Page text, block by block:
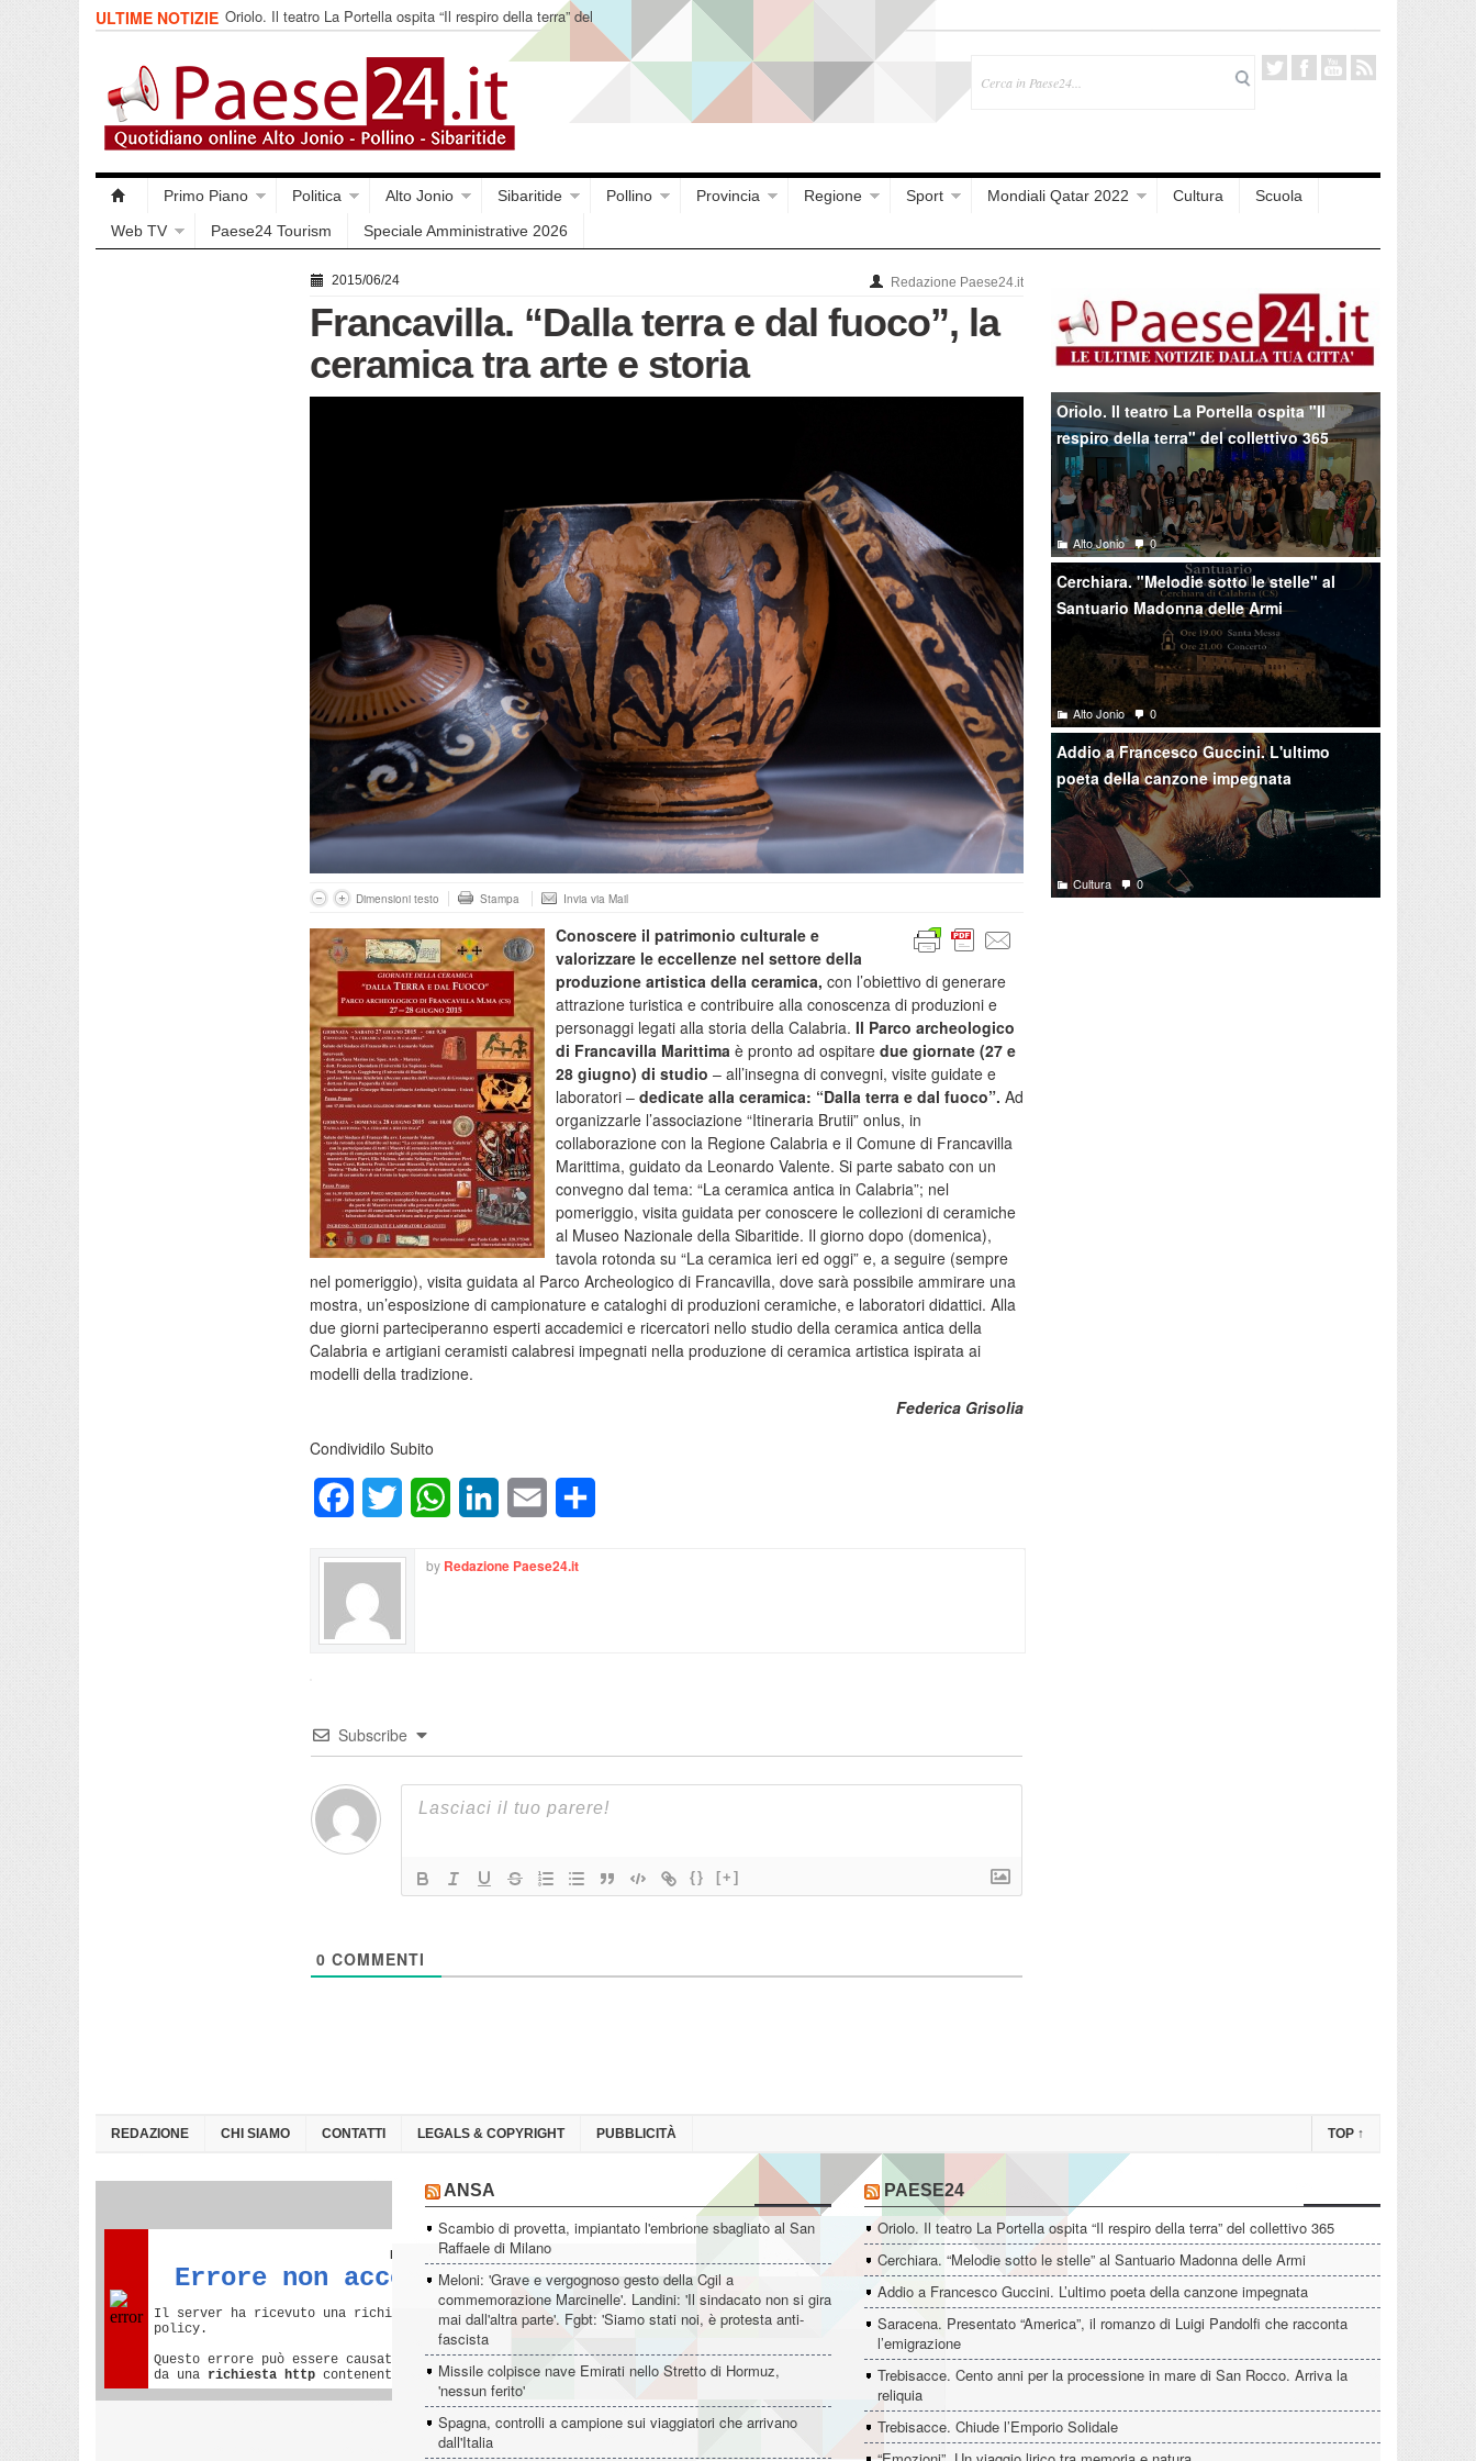
ULTIME NOTIZIE Oriolo. Il teatro La Portella ospita “Il respiro della terra” del
collettivo 365
Primo Piano Politica Alto Jonio Sibaritide Pollino Provincia Regione Sport Mondiali Qatar 2022 Cultura
Scuola
Web TV
Paese24 Tourism Speciale Amministrative 2026
2015/06/24 Redazione Paese24.it
Francavilla. “Dalla terra e dal fuoco”, la
ceramica tra arte e storia
Dimensioni testo Stampa Invia via Mail
Conoscere il patrimonio culturale e
valorizzare le eccellenze nel settore della
produzione artistica della ceramica, con l’obiettivo di generare
attrazione turistica e contribuire alla conoscenza di produzioni e
personaggi legati alla storia della Calabria. Il Parco archeologico
di Francavilla Marittima è pronto ad ospitare due giornate (27 e
28 giugno) di studio – all’insegna di convegni, visite guidate e
laboratori – dedicate alla ceramica: “Dalla terra e dal fuoco”. Ad
organizzarle l’associazione “Itineraria Brutii” onlus, in
collaborazione con la Regione Calabria e il Comune di Francavilla
Marittima, guidato da Leonardo Valente. Si parte sabato con un
convegno dal tema: “La ceramica antica in Calabria”; nel
pomeriggio, visita guidata per conoscere le collezioni di ceramiche
al Museo Nazionale della Sibaritide. Il giorno dopo (domenica),
tavola rotonda su “La ceramica ieri ed oggi” e, a seguire (sempre
nel pomeriggio), visita guidata al Parco Archeologico di Francavilla, dove sarà possibile ammirare una
mostra, un’esposizione di campionature e cataloghi di produzioni ceramiche, e laboratori didattici. Alla
due giorni parteciperanno esperti accademici e ricercatori nello studio della ceramica antica della
Calabria e artigiani ceramisti calabresi impegnati nella produzione di ceramica artistica ispirata ai
modelli della tradizione.
Federica Grisolia
Condividilo Subito
FacebookTwitter WhatsAppLinkedInEmail
by Redazione Paese24.it
Subscribe
{} [+]
0 COMMENTI
Oriolo. Il teatro La Portella ospita "Il
respiro della terra" del collettivo 365
Alto Jonio 0
Cerchiara. "Melodie sotto le stelle" al
Santuario Madonna delle Armi
Alto Jonio 0
Addio a Francesco Guccini. L'ultimo
poeta della canzone impegnata
Cultura 0
REDAZIONE CHI SIAMO CONTATTI LEGALS & COPYRIGHT PUBBLICITÀ TOP ↑
ANSA
Scambio di provetta, impiantato l'embrione sbagliato al San
Raffaele di Milano
Meloni: 'Grave e vergognoso gesto della Cgil a
commemorazione Marcinelle'. Landini: 'Il sindacato non si gira
mai dall'altra parte'. Fgbt: 'Siamo stati noi, è protesta anti-
fascista
Missile colpisce nave Emirati nello Stretto di Hormuz,
'nessun ferito'
Spagna, controlli a campione sui viaggiatori che arrivano
dall'Italia
PAESE24
Oriolo. Il teatro La Portella ospita “Il respiro della terra” del collettivo 365
Cerchiara. “Melodie sotto le stelle” al Santuario Madonna delle Armi
Addio a Francesco Guccini. L’ultimo poeta della canzone impegnata
Saracena. Presentato “America”, il romanzo di Luigi Pandolfi che racconta
l’emigrazione
Trebisacce. Cento anni per la processione in mare di San Rocco. Arriva la
reliquia
Trebisacce. Chiude l’Emporio Solidale